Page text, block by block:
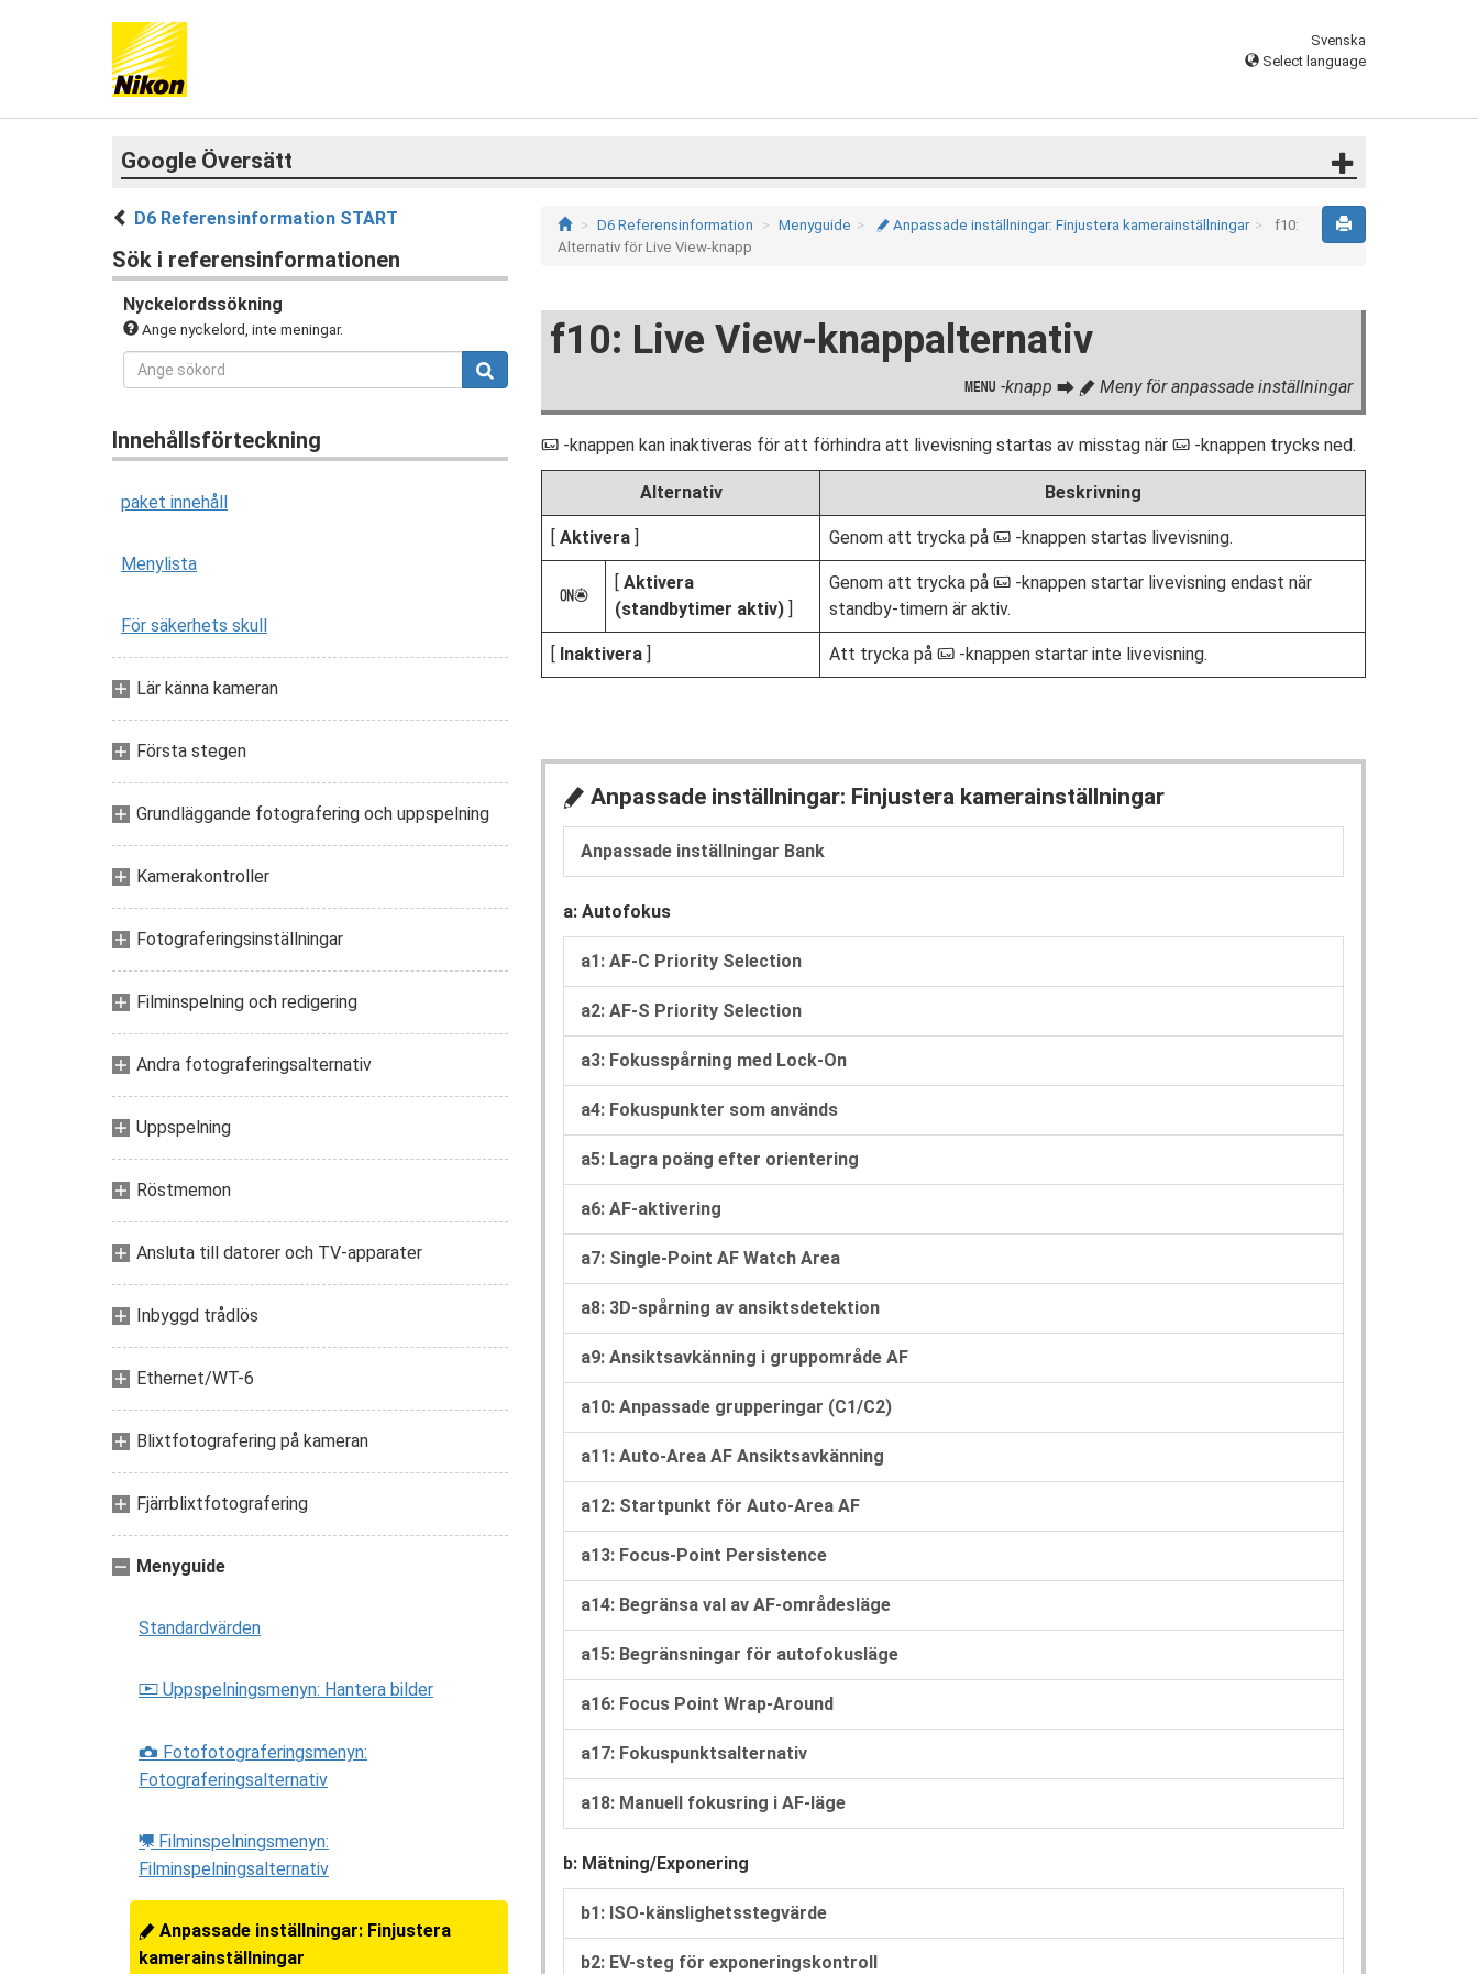
Svenska
Select language
Google Översätt
D6 Referensinformation START
Sök i referensinformationen
Nyckelordssökning
Ange nyckelord, inte meningar.
Innehållsförteckning
paket innehåll
Menylista
För säkerhets skull
Lär känna kameran
Första stegen
Grundläggande fotografering och uppspelning
Kamerakontroller
Fotograferingsinställningar
Filminspelning och redigering
Andra fotograferingsalternativ
Uppspelning
Röstmemon
Ansluta till datorer och TV-apparater
Inbyggd trådlös
Ethernet/WT-6
Blixtfotografering på kameran
Fjärrblixtfotografering
Menyguide
Standardvärden
D Uppspelningsmenyn: Hantera bilder
C Fotofotograferingsmenyn:
Fotograferingsalternativ
1 Filminspelningsmenyn:
Filminspelningsalternativ
A Anpassade inställningar: Finjustera
kamerainställningar
D6 Referensinformation Menyguide A Anpassade inställningar: Finjustera kamerainställningar
f10:
Alternativ för Live View-knapp
f10: Live View-knappalternativ
G -knapp U A Meny för anpassade inställningar
a -knappen kan inaktiveras för att förhindra att livevisning startas av misstag när a -knappen trycks ned.
Alternativ Beskrivning
[ Aktivera ] Genom att trycka på a -knappen startas livevisning.
f
[ Aktivera
(standbytimer aktiv) ]
Genom att trycka på a -knappen startar livevisning endast när
standby-timern är aktiv.
[ Inaktivera ] Att trycka på a -knappen startar inte livevisning.
A Anpassade inställningar: Finjustera kamerainställningar
Anpassade inställningar Bank
a: Autofokus
a1: AF-C Priority Selection
a2: AF-S Priority Selection
a3: Fokusspårning med Lock-On
a4: Fokuspunkter som används
a5: Lagra poäng efter orientering
a6: AF-aktivering
a7: Single-Point AF Watch Area
a8: 3D-spårning av ansiktsdetektion
a9: Ansiktsavkänning i gruppområde AF
a10: Anpassade grupperingar (C1/C2)
a11: Auto-Area AF Ansiktsavkänning
a12: Startpunkt för Auto-Area AF
a13: Focus-Point Persistence
a14: Begränsa val av AF-områdesläge
a15: Begränsningar för autofokusläge
a16: Focus Point Wrap-Around
a17: Fokuspunktsalternativ
a18: Manuell fokusring i AF-läge
b: Mätning/Exponering
b1: ISO-känslighetsstegvärde
b2: EV-steg för exponeringskontroll